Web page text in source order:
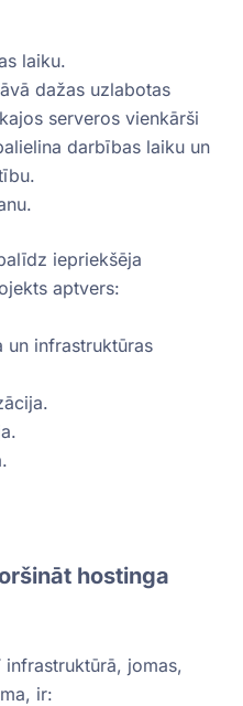
laiku.
dažas uzlabotas
serveros vienkārši
darbības laiku un
iepriekšēja
aptvers:
un infrastruktūras
hostinga
jomas,
ir: